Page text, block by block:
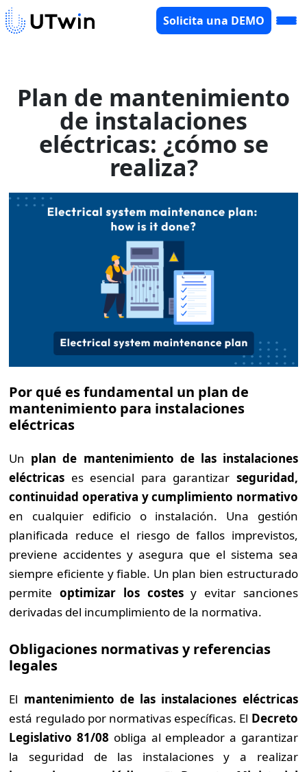
Solicita una DEMO
Plan de mantenimiento
de instalaciones
eléctricas: ¿cómo se
realiza?
Por qué es fundamental un plan de
mantenimiento para instalaciones
eléctricas
Un plan de mantenimiento de las instalaciones
eléctricas es esencial para garantizar seguridad,
continuidad operativa y cumplimiento normativo
en cualquier edificio o instalación. Una gestión
planificada reduce el riesgo de fallos imprevistos,
previene accidentes y asegura que el sistema sea
siempre eficiente y fiable. Un plan bien estructurado
permiteoptimizar los costesy evitar sanciones
derivadas del incumplimiento de la normativa.
Obligaciones normativas y referencias
legales
El mantenimiento de las instalaciones eléctricas
está regulado por normativas específicas. El Decreto
Legislativo 81/08 obliga al empleador a garantizar
la seguridad de las instalaciones y a realizar